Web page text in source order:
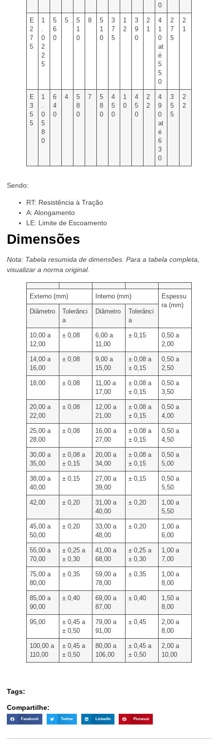
0
E
2
7
5
1
.
0
2
2
5
5
6
0
5
5
1
0
8
5
1
0
3
7
5
1
2
3
9
0
2
1
4
1
0
at
é
5
5
0
2
7
5
2
1
E
3
5
5
1
.
0
5
8
0
6
4
0
4
5
8
0
7
5
8
0
4
5
0
1
0
4
5
0
2
2
4
9
0
at
é
6
3
0
3
5
5
2
2
Sendo:
RT: Resistência à Tração
A: Alongamento
LE: Limite de Escoamento
Dimensões
Nota: Tabela resumida de dimensões. Para a tabela completa,
visualizar a norma original.
Externo (mm) Interno (mm)
Espessu
ra (mm)
Diâmetro
Tolerânci
a
Diâmetro
Tolerânci
a
10,00 a
12,00
± 0,08
6,00 a
11,00
± 0,15
0,50 a
2,00
14,00 a
16,00
± 0,08
9,00 a
15,00
± 0,08 a
± 0,15
0,50 a
2,50
18,00 ± 0,08
11,00 a
17,00
± 0,08 a
± 0,15
0,50 a
3,50
20,00 a
22,00
± 0,08
12,00 a
21,00
± 0,08 a
± 0,15
0,50 a
4,00
25,00 a
28,00
± 0,08
16,00 a
27,00
± 0,08 a
± 0,15
0,50 a
4,50
30,00 a
35,00
± 0,08 a
± 0,15
20,00 a
34,00
± 0,08 a
± 0,15
0,50 a
5,00
38,00 a
40,00
± 0,15
27,00 a
39,00
± 0,15
0,50 a
5,50
42,00 ± 0,20
31,00 a
40,00
± 0,20
1,00 a
5,50
45,00 a
50,00
± 0,20
33,00 a
48,00
± 0,20
1,00 a
6,00
55,00 a
70,00
± 0,25 a
± 0,30
41,00 a
68,00
± 0,25 a
± 0,30
1,00 a
7,00
75,00 a
80,00
± 0,35
59,00 a
78,00
± 0,35
1,00 a
8,00
85,00 a
90,00
± 0,40
69,00 a
87,00
± 0,40
1,50 a
8,00
95,00
± 0,45 a
± 0,50
79,00 a
91,00
± 0,45
2,00 a
8,00
100,00 a
110,00
± 0,45 a
± 0,50
80,00 a
106,00
± 0,45 a
± 0,50
2,00 a
10,00
Tags:
Compartilhe:
Facebook Twitter LinkedIn Pinterest